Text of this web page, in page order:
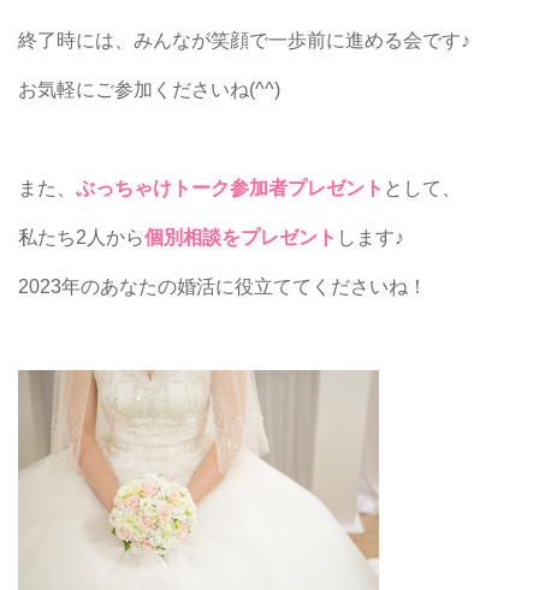
終了時には、みんなが笑顔で一歩前に進める会です♪
お気軽にご参加くださいね(^^)
また、 ぶっちゃけトーク参加者プレゼント として、
私たち2人から個別相談をプレゼント します♪
2023年のあなたの婚活に役立ててくださいね！